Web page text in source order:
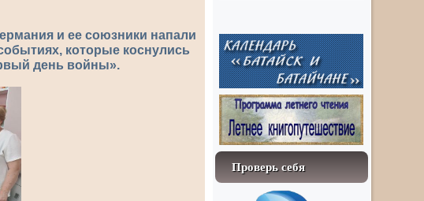
и ее союзники напали
которые коснулись
день войны».
Проверь себя